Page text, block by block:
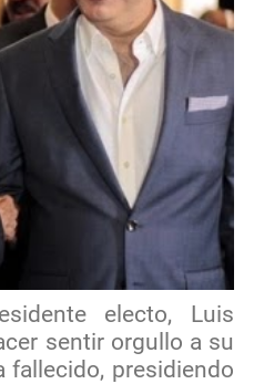
electo, Luis
sentir orgullo a su
fallecido, presidiendo